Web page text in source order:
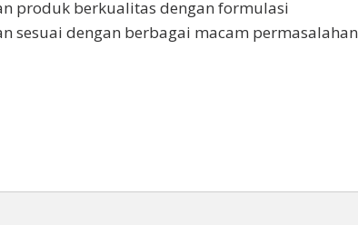
produk berkualitas dengan formulasi
sesuai dengan berbagai macam permasalahan